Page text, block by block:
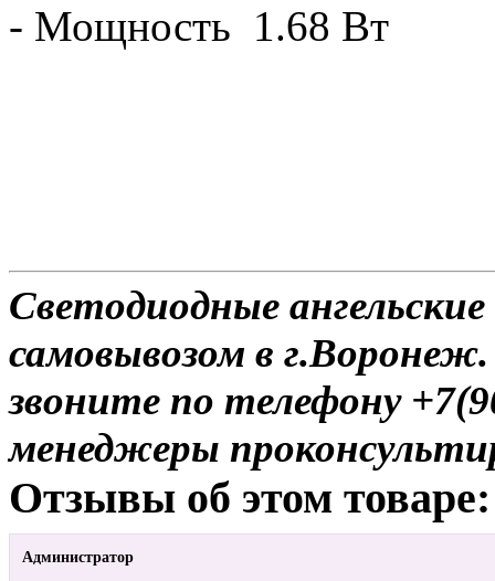
- Мощность 1.68 Вт
Светодиодные
самовывозом в
звоните по телефону
менеджеры
Отзывы об этом товаре:
Администратор